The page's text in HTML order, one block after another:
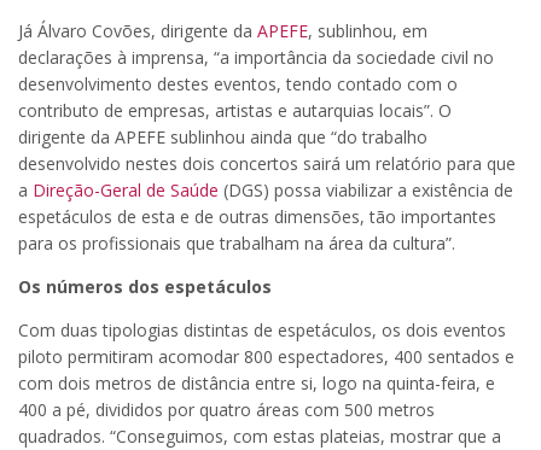
Já Álvaro Covões, dirigente da APEFE, sublinhou, em
declarações à imprensa, “a importância da sociedade civil no
desenvolvimento destes eventos, tendo contado com o
contributo de empresas, artistas e autarquias locais”. O
dirigente da APEFE sublinhou ainda que “do trabalho
desenvolvido nestes dois concertos sairá um relatório para que
a Direção-Geral de Saúde (DGS) possa viabilizar a existência de
espetáculos de esta e de outras dimensões, tão importantes
para os profissionais que trabalham na área da cultura”.
Os números dos espetáculos
Com duas tipologias distintas de espetáculos, os dois eventos
piloto permitiram acomodar 800 espectadores, 400 sentados e
com dois metros de distância entre si, logo na quinta-feira, e
400 a pé, divididos por quatro áreas com 500 metros
quadrados. “Conseguimos, com estas plateias, mostrar que a